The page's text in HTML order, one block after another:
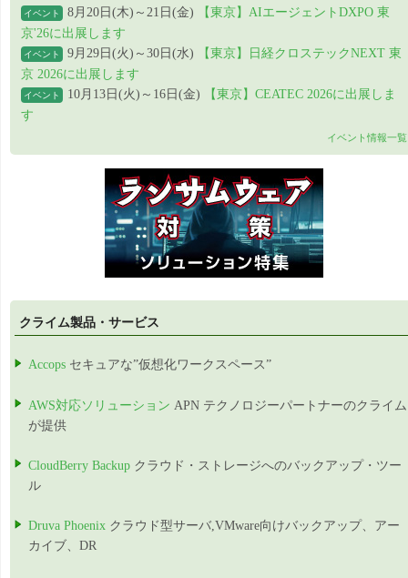
イベント 8月20日(木)～21日(金)
【東京】AIエージェントDXPO 東
京'26に出展します
イベント 9月29日(火)～30日(水)
【東京】日経クロステックNEXT 東
京 2026に出展します
イベント 10月13日(火)～16日(金)
【東京】CEATEC 2026に出展しま
す
イベント情報一覧
クライム製品・サービス
Accops セキュアな”仮想化ワークスペース”
AWS対応ソリューション APN テクノロジーパートナーのクライム
が提供
CloudBerry Backup クラウド・ストレージへのバックアップ・ツー
ル
Druva Phoenix クラウド型サーバ,VMware向けバックアップ、アー
カイブ、DR